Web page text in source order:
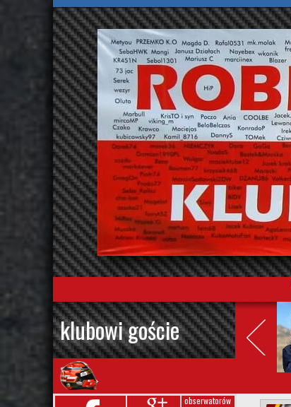
klubowi goście
obserwatorów